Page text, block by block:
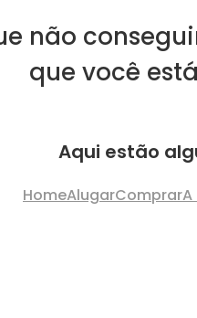
não
que você
Aqui estão
HomeAlugarComprarA